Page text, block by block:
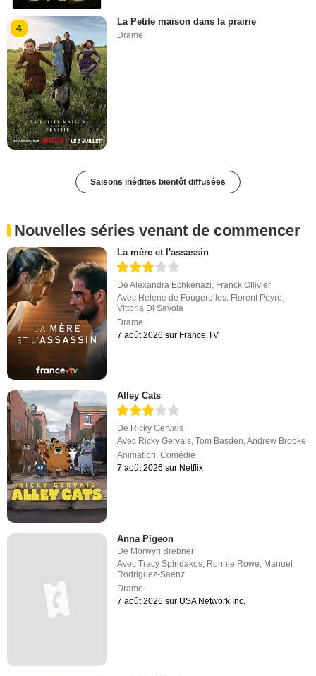
4
La Petite maison dans la prairie
Drame
Saisons inédites bientôt diffusées
Nouvelles séries venant de commencer
La mère et l'assassin
DeAlexandra Echkenazi Franck Ollivier
Avec Hélène de Fougerolles Florent Peyre
Vittoria Di Savoia
Drame
7 août 2026 sur France.TV
Alley Cats
De Ricky Gervais
Avec Ricky Gervais,Tom Basden,Andrew Brooke
Animation,Comédie
7 août 2026 sur Netflix
Anna Pigeon
De Morwyn Brebner
AvecTracy Spiridakos, Ronnie Rowe, Manuel
Rodriguez-Saenz
Drame
7 août 2026 sur USA Network Inc.